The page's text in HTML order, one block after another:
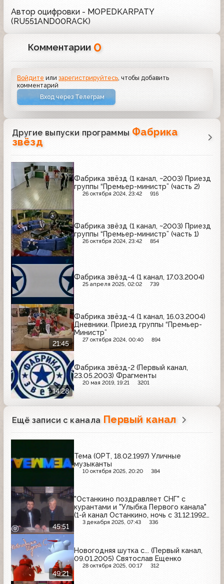
Автор оцифровки - MOPEDKARPATY
(RU551AND00RACK)
Комментарии 0
Войдите илизарегистрируйтесь , чтобы добавить
комментарий
Вход через Телеграм
Другие выпуски программы Фабрика
звёзд
Фабрика звёзд (1 канал, ~2003) Приезд
группы “Премьер-министр” (часть 2)
26 октября 2024, 23:42 916
Фабрика звёзд (1 канал, ~2003) Приезд
группы “Премьер-министр” (часть 1)
26 октября 2024, 23:42 854
Фабрика звёзд-4 (1 канал, 17.03.2004)
25 апреля 2025, 02:02 739
21:45
Фабрика звёзд-4 (1 канал, 16.03.2004)
Дневники. Приезд группы “Премьер-
Министр”
27 октября 2024, 00:40 894
14:28
Фабрика звёзд-2 (Первый канал,
23.05.2003) Фрагменты
20 мая 2019, 19:21 3201
Ещё записи с канала Первый канал
Тема (ОРТ, 18.02.1997) Уличные
музыканты
10 октября 2025, 20:20 384
45:51
"Останкино поздравляет СНГ" с
курантами и "Улыбка Первого канала"
(1-й канал Останкино, ночь с 31.12.1992
на 01.01.1993)
3 декабря 2025, 07:43 336
49:21
Новогодняя шутка с... (Первый канал,
09.01.2005) Святослав Ещенко
28 октября 2025, 00:17 312